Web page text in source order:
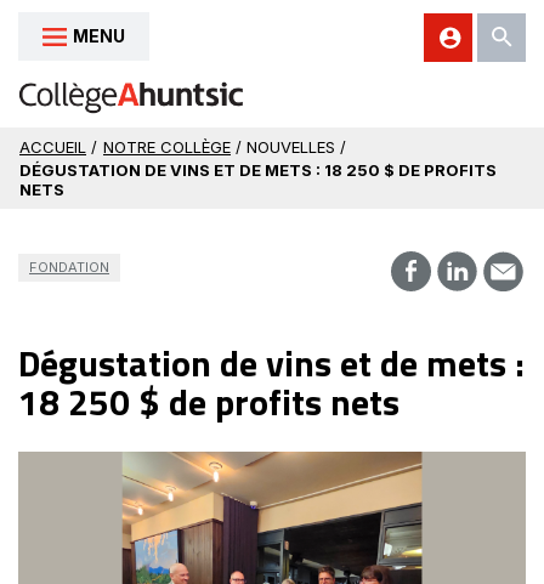
Aller au contenu
MENU
ACCUEIL / NOTRE COLLÈGE / NOUVELLES /
DÉGUSTATION DE VINS ET DE METS : 18 250 $ DE PROFITS
NETS
FONDATION
Dégustation de vins et de mets :
18 250 $ de profits nets